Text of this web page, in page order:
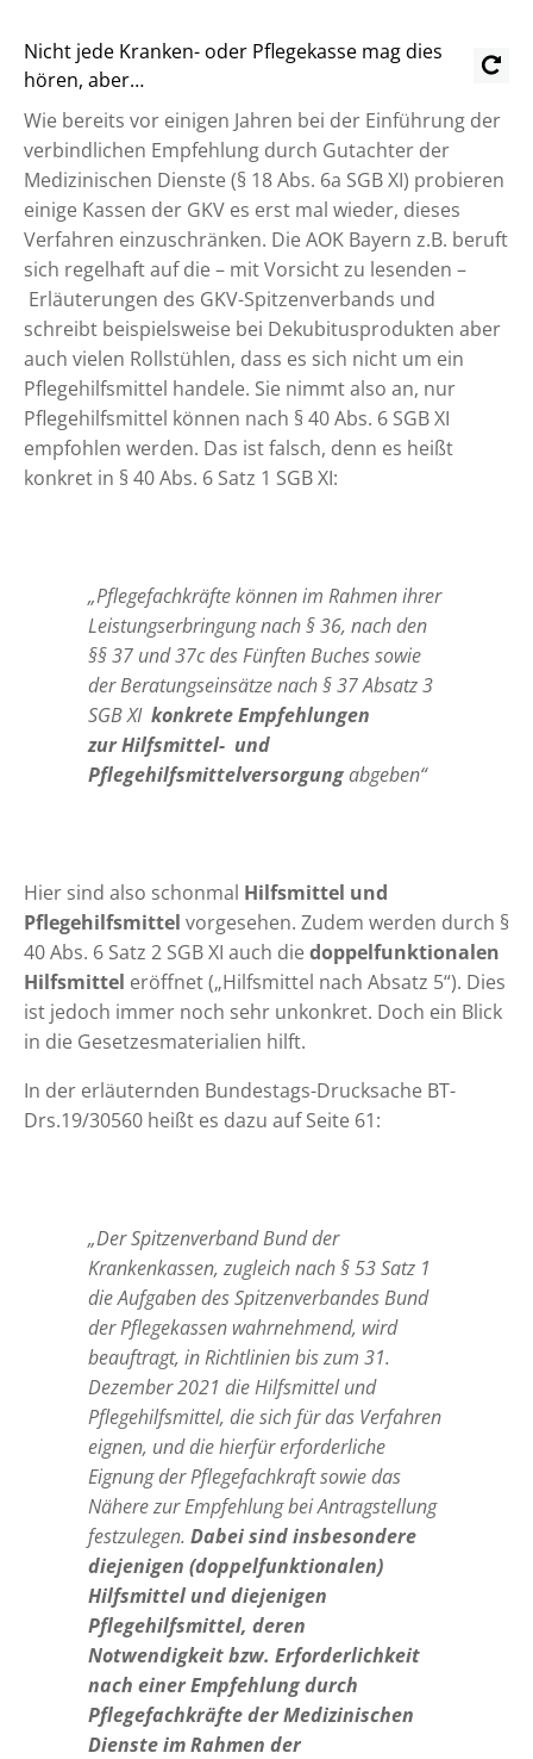
Nicht jede Kranken- oder Pflegekasse mag dies
hören, aber…
Wie bereits vor einigen Jahren bei der Einführung der
verbindlichen Empfehlung durch Gutachter der
Medizinischen Dienste (§ 18 Abs. 6a SGB XI) probieren
einige Kassen der GKV es erst mal wieder, dieses
Verfahren einzuschränken. Die AOK Bayern z.B. beruft
sich regelhaft auf die – mit Vorsicht zu lesenden –
Erläuterungen des GKV-Spitzenverbands und
schreibt beispielsweise bei Dekubitusprodukten aber
auch vielen Rollstühlen, dass es sich nicht um ein
Pflegehilfsmittel handele. Sie nimmt also an, nur
Pflegehilfsmittel können nach § 40 Abs. 6 SGB XI
empfohlen werden. Das ist falsch, denn es heißt
konkret in § 40 Abs. 6 Satz 1 SGB XI:
„Pflegefachkräfte können im Rahmen ihrer
Leistungserbringung nach § 36, nach den
§§ 37 und 37c des Fünften Buches sowie
der Beratungseinsätze nach § 37 Absatz 3
SGB XI konkrete Empfehlungen
zurHilfsmittel- und
Pflegehilfsmittelversorgungabgeben“
Hier sind also schonmal Hilfsmittel und
Pflegehilfsmittel vorgesehen. Zudem werden durch §
40 Abs. 6 Satz 2 SGB XI auch diedoppelfunktionalen
Hilfsmittel eröffnet („Hilfsmittel nach Absatz 5“). Dies
ist jedoch immer noch sehr unkonkret. Doch ein Blick
in die Gesetzesmaterialien hilft.
In der erläuternden Bundestags-Drucksache BT-
Drs.19/30560 heißt es dazu auf Seite 61:
„Der Spitzenverband Bund der
Krankenkassen, zugleich nach § 53 Satz 1
die Aufgaben des Spitzenverbandes Bund
der Pflegekassen wahrnehmend, wird
beauftragt, in Richtlinien bis zum 31.
Dezember 2021 die Hilfsmittel und
Pflegehilfsmittel, die sich für das Verfahren
eignen, und die hierfür erforderliche
Eignung der Pflegefachkraft sowie das
Nähere zur Empfehlung bei Antragstellung
festzulegen. Dabei sind insbesondere
diejenigen (doppelfunktionalen)
Hilfsmittel und diejenigen
Pflegehilfsmittel, deren
Notwendigkeit bzw. Erforderlichkeit
nach einer Empfehlung durch
Pflegefachkräfte der Medizinischen
Dienste im Rahmen der